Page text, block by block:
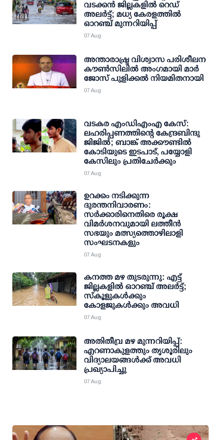
വടക്കന്‍ ജില്ലകളില്‍ റെഡ്
അലര്‍ട്ട്; മധ്യ കേരളത്തില്‍
ഓറഞ്ച് മുന്നറിയിപ്പ്
07 Aug
അന്താരാഷ്ട്ര വിശ്വാസ പരിശീലന
കൗണ്‍സിലില്‍ അംഗമായി മാര്‍
ജോസ് പുളിക്കല്‍ നിയമിതനായി
07 Aug
വടകര എംഡിഎംഎ കേസ്:
ലഹരിപ്പണത്തിന്റെ കേന്ദ്രബിന്ദു
ജിജില്‍; ബാങ്ക് അക്കൗണ്ടില്‍
കോടിയുടെ ഇടപാട്, പയ്യോളി
കേസിലും പ്രതിചേര്‍ക്കും
07 Aug
ഉറക്കം നടിക്കുന്ന
ദുരന്തനിവാരണം:
സര്‍ക്കാരിനെതിരെ രൂക്ഷ
വിമര്‍ശനവുമായി ലത്തീന്‍
സഭയും മത്സ്യത്തൊഴിലാളി
സംഘടനകളും
07 Aug
കനത്ത മഴ തുടരുന്നു: എട്ട്
ജില്ലകളില്‍ ഓറഞ്ച് അലര്‍ട്ട്;
സ്‌കൂളുകള്‍ക്കും
കോളജുകള്‍ക്കും അവധി
07 Aug
അതിതീവ്ര മഴ മുന്നറിയിപ്പ്:
എറണാകുളത്തും തൃശൂരിലും
വിദ്യാലയങ്ങള്‍ക്ക് അവധി
പ്രഖ്യാപിച്ചു
07 Aug